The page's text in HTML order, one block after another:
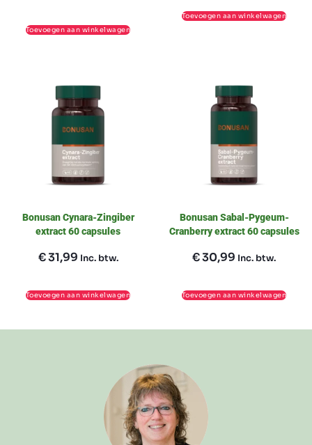
Toevoegen aan winkelwagen
Toevoegen aan winkelwagen
Bonusan Cynara-Zingiber
extract 60 capsules
€31,99 Inc. btw.
Toevoegen aan winkelwagen
Bonusan Sabal-Pygeum-
Cranberry extract 60 capsules
€30,99 Inc. btw.
Toevoegen aan winkelwagen